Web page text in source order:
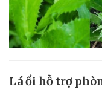
Lá ổi hỗ trợ